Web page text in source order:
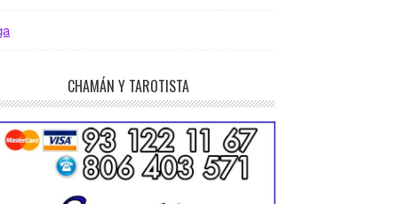
CHAMÁN Y TAROTISTA